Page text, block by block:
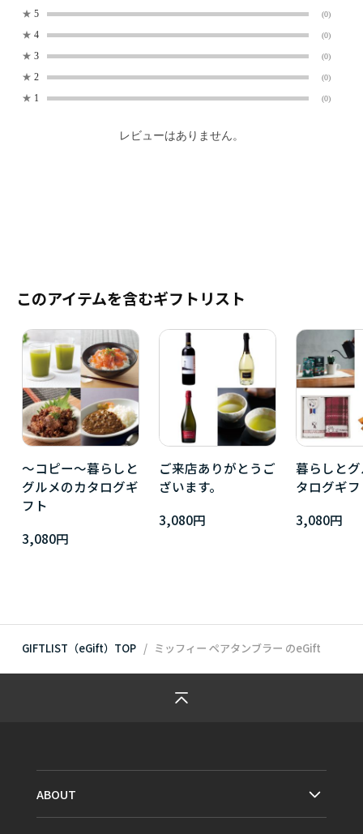
★ 5 (0)
★ 4 (0)
★ 3 (0)
★ 2 (0)
★ 1 (0)
レビューはありません。
このアイテムを含むギフトリスト
～コピー～暮らしと
グルメのカタログギ
フト
3,080円
ご来店ありがとうご
ざいます。
3,080円
暮らしと
タログギ
3,080円
GIFTLIST（eGift）TOP ミッフィー ペアタンブラー のeGift
ABOUT